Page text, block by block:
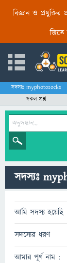
বিজ্ঞান ও প্রযুক্তির
জিতে
সদস্যঃ myphotosocks
সকল প্রশ্ন
সদস্যঃ
আমি সদস্য হয়েছি
সদস্যের ধরণ
আমার পূর্ণ নাম :